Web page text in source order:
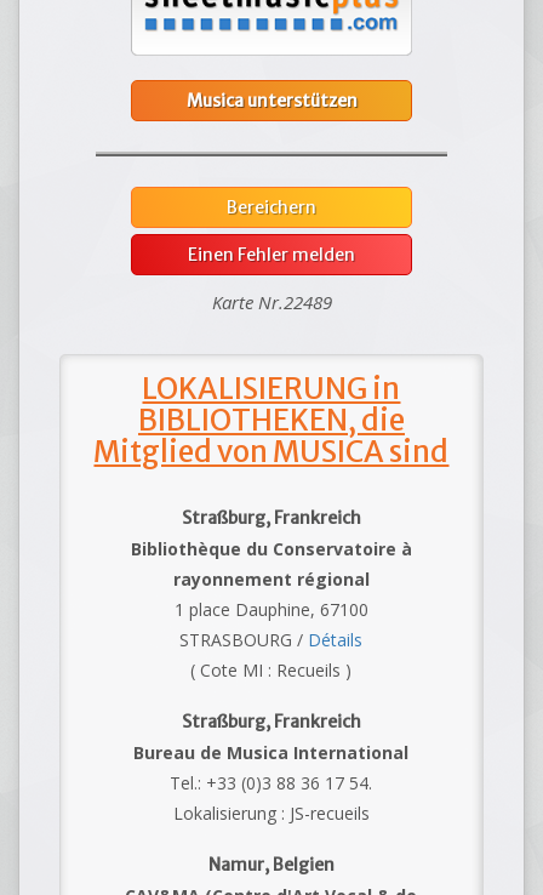
Musica unterstützen
Bereichern
Einen Fehler melden
Karte Nr.22489
LOKALISIERUNG in
BIBLIOTHEKEN, die
Mitglied von MUSICA sind
Straßburg, Frankreich
Bibliothèque du Conservatoire à
rayonnement régional
1 place Dauphine, 67100
STRASBOURG / Détails
( Cote MI : Recueils )
Straßburg, Frankreich
Bureau de Musica International
Tel.: +33 (0)3 88 36 17 54.
Lokalisierung : JS-recueils
Namur, Belgien